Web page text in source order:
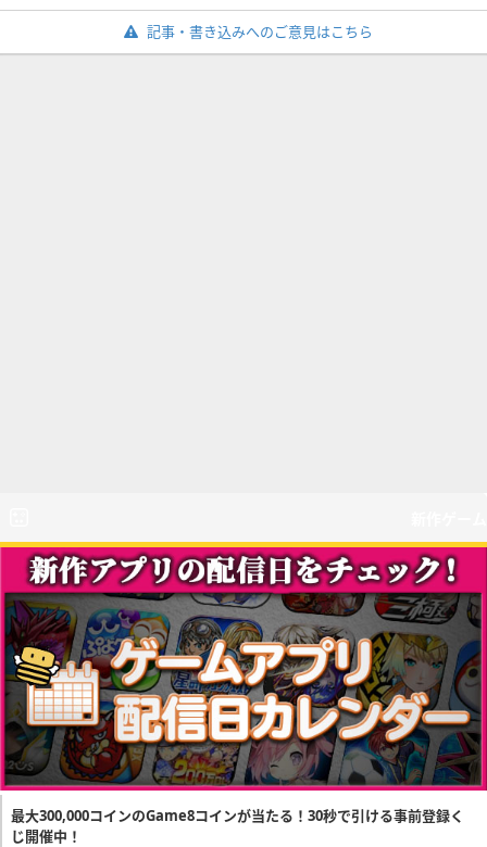
記事・書き込みへのご意見はこちら
最大300,000コインのGame8コインが当たる！30秒で引ける事前登録く
じ開催中！